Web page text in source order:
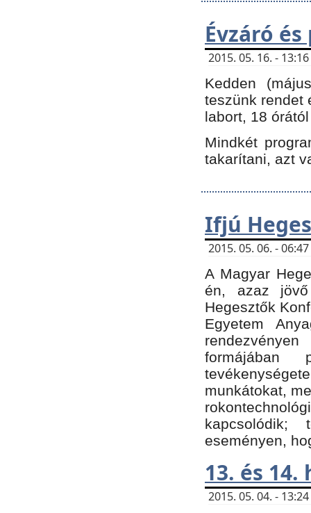
Évzáró
2015. 05. 16. -
Kedden
teszünk rendet
labort, 18
Mindkét
takarítani, azt
Ifjú
2015. 05. 06. -
A Magyar
én, azaz
Hegesztők
Egyetem
formájában
munkátokat,
eseményen,
13. és
2015. 05. 04. -